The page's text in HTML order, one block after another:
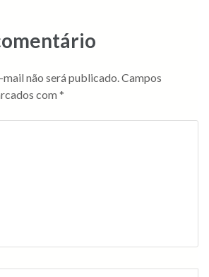
mail não será publicado.Campos
com *